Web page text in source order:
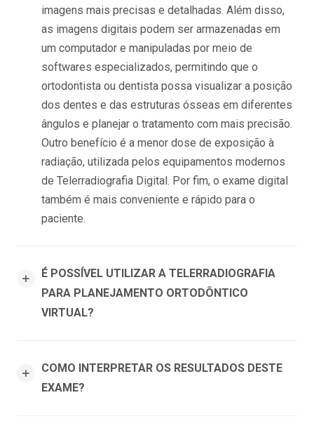
imagens mais precisas e detalhadas. Além disso,
as imagens digitais podem ser armazenadas em
um computador e manipuladas por meio de
softwares especializados, permitindo que o
ortodontista ou dentista possa visualizar a posição
dos dentes e das estruturas ósseas em diferentes
ângulos e planejar o tratamento com mais precisão.
Outro benefício é a menor dose de exposição à
radiação, utilizada pelos equipamentos modernos
de Telerradiografia Digital. Por fim, o exame digital
também é mais conveniente e rápido para o
paciente.
É POSSÍVEL UTILIZAR A TELERRADIOGRAFIA
PARA PLANEJAMENTO ORTODÔNTICO
VIRTUAL?
COMO INTERPRETAR OS RESULTADOS DESTE
EXAME?